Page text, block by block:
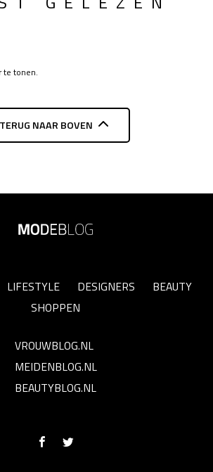
te tonen.
TERUG NAAR BOVEN
LIFESTYLE DESIGNERS
BEAUTY
SHOPPEN
VROUWBLOG.NL
MEIDENBLOG.NL
BEAUTYBLOG.NL